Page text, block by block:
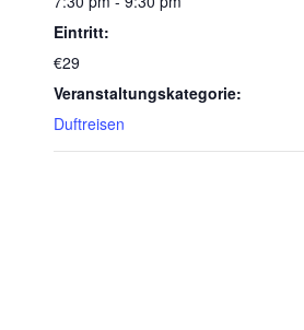
Eintritt:
€29
Veranstaltungskategorie:
Duftreisen